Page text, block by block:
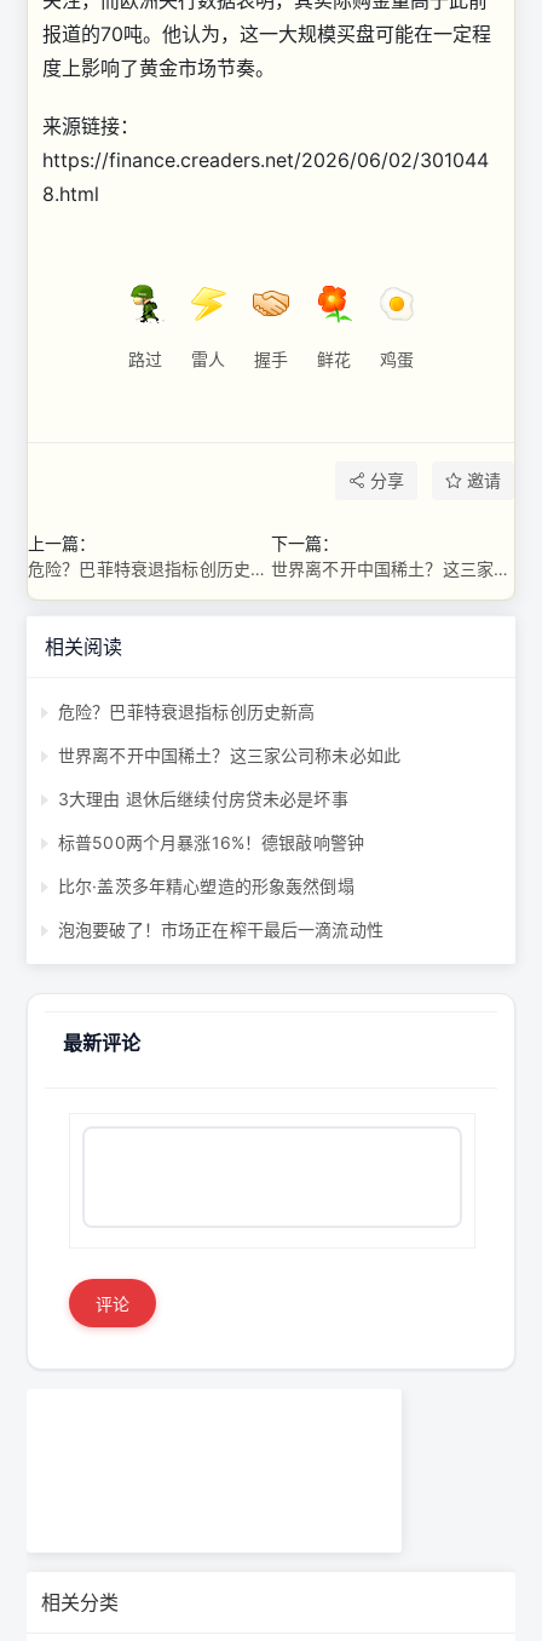
报道的70吨。他认为，这一大规模买盘可能在一定程
度上影响了黄金市场节奏。
来源链接：
https://finance.creaders.net/2026/06/02/301044
8.html
路过 雷人 握手 鲜花 鸡蛋
分享 邀请
上一篇：
危险？巴菲特衰退指标创历史新高
下一篇：
世界离不开中国稀土？这三家公司称未必如此
相关阅读
危险？巴菲特衰退指标创历史新高
世界离不开中国稀土？这三家公司称未必如此
3大理由 退休后继续付房贷未必是坏事
标普500两个月暴涨16%！德银敲响警钟
比尔·盖茨多年精心塑造的形象轰然倒塌
泡泡要破了！市场正在榨干最后一滴流动性
最新评论
评论
相关分类